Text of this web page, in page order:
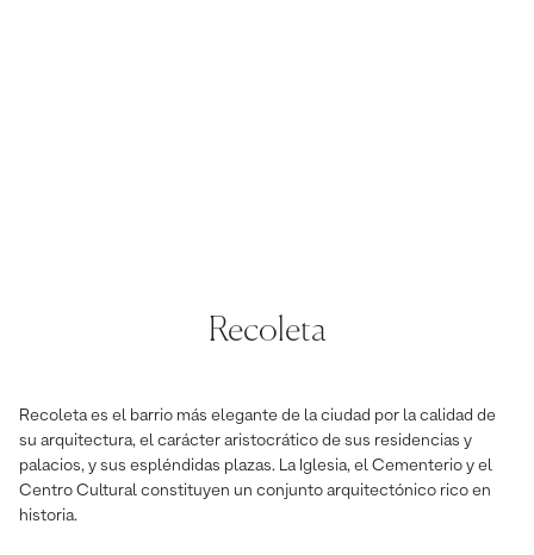
Recoleta
Recoleta es el barrio más elegante de la ciudad por la calidad de
su arquitectura, el carácter aristocrático de sus residencias y
palacios, y sus espléndidas plazas. La Iglesia, el Cementerio y el
Centro Cultural constituyen un conjunto arquitectónico rico en
historia.